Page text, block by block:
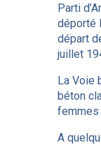
Parti
déporté
départ
juillet
La Voie
béton
femmes
A